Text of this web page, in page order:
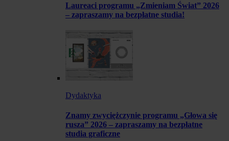
Laureaci programu „Zmieniam Świat” 2026
– zapraszamy na bezpłatne studia!
Dydaktyka
Znamy zwyciężczynie programu „Głowa się
rusza” 2026 – zapraszamy na bezpłatne
studia graficzne